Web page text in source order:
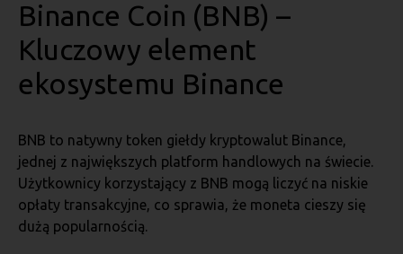
Binance Coin (BNB) –
Kluczowy element
ekosystemu Binance
BNB to natywny token giełdy kryptowalut Binance,
jednej z największych platform handlowych na świecie.
Użytkownicy korzystający z BNB mogą liczyć na niskie
opłaty transakcyjne, co sprawia, że moneta cieszy się
dużą popularnością.